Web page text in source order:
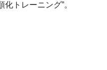
トレーニング”。